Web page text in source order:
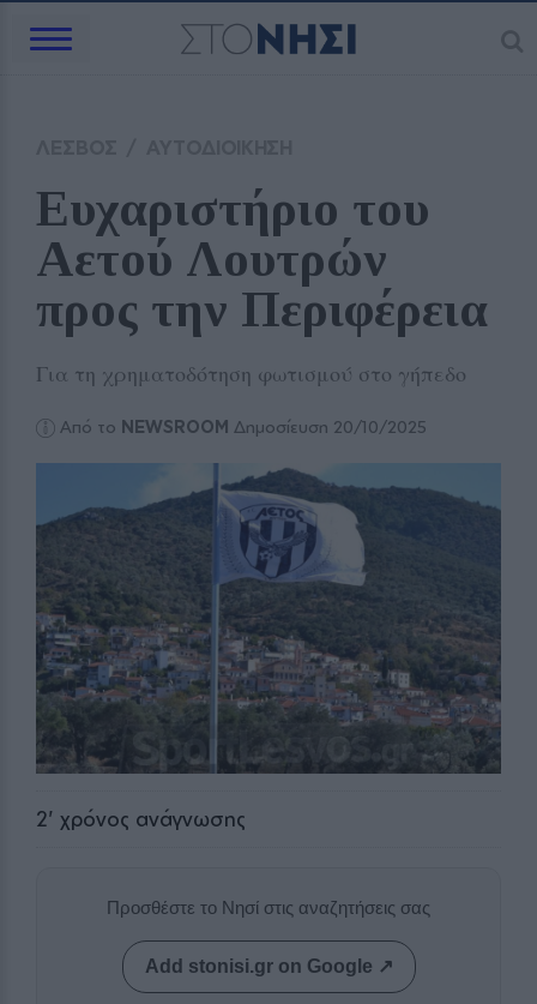
Ευχαριστήριο του
Αετού Λουτρών
προς την Περιφέρεια
Για τη χρηματοδότηση φωτισμού στο γήπεδο
Από το NEWSROOM Δημοσίευση 20/10/2025
2' χρόνος ανάγνωσης
Προσθέστε το Νησί στις αναζητήσεις σας
Add stonisi.gr on Google ↗